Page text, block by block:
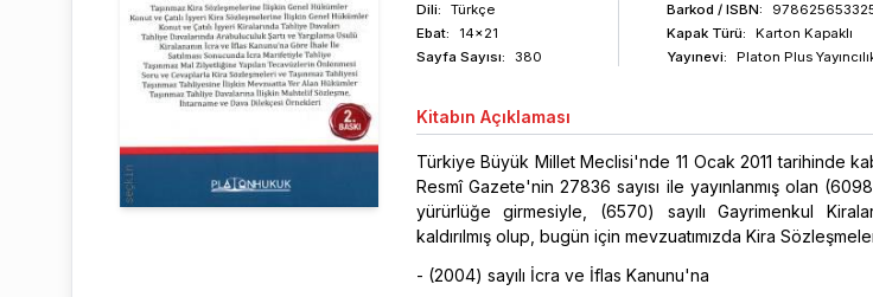
Dili:
Türkçe
Ebat:
14x21
Sayfa Sayısı: 380
Barkod / ISBN:
Kapak Türü:
Karton Kapaklı
Yayınevi:
Platon Plus
Kitabın Açıklaması
Türkiye Büyük Millet Meclisi'nde 11 Ocak 2011 tarihinde
Resmî Gazete'nin 27836 sayısı ile yayınlanmış olan
yürürlüğe girmesiyle, (6570) sayılı Gayrimenkul
kaldırılmış olup, bugün için mevzuatımızda Kira
- (2004) sayılı İcra ve İflas Kanunu'na